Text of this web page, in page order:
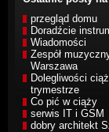
przegląd domu
Doradźcie
Wiadomości
Zespół
Warszawa
Dolegliwości
trymestrze
Co pić w ciąży
serwis IT i GSM
dobry architekt